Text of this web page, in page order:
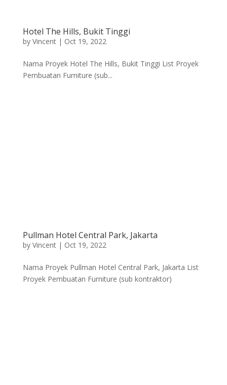
Hotel The Hills, Bukit Tinggi
by Vincent| Oct 19, 2022
Nama Proyek Hotel The Hills, Bukit Tinggi List Proyek
Pembuatan Furniture (sub...
Pullman Hotel Central Park, Jakarta
by Vincent| Oct 19, 2022
Nama Proyek Pullman Hotel Central Park, Jakarta List
Proyek Pembuatan Furniture (sub kontraktor)